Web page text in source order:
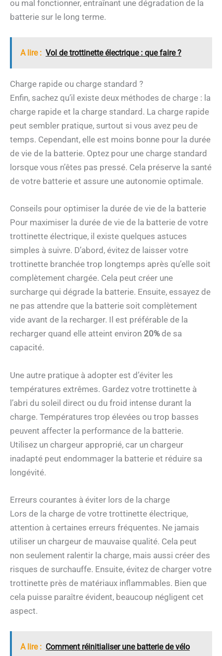
ou mal fonctionner, entraînant une dégradation de la
batterie sur le long terme.
A lire : Vol de trottinette électrique : que faire ?
Charge rapide ou charge standard ?
Enfin, sachez qu’il existe deux méthodes de charge : la
charge rapide et la charge standard. La charge rapide
peut sembler pratique, surtout si vous avez peu de
temps. Cependant, elle est moins bonne pour la durée
de vie de la batterie. Optez pour une charge standard
lorsque vous n’êtes pas pressé. Cela préserve la santé
de votre batterie et assure une autonomie optimale.
Conseils pour optimiser la durée de vie de la batterie
Pour maximiser la durée de vie de la batterie de votre
trottinette électrique, il existe quelques astuces
simples à suivre. D’abord, évitez de laisser votre
trottinette branchée trop longtemps après qu’elle soit
complètement chargée. Cela peut créer une
surcharge qui dégrade la batterie. Ensuite, essayez de
ne pas attendre que la batterie soit complètement
vide avant de la recharger. Il est préférable de la
recharger quand elle atteint environ 20%de sa
capacité.
Une autre pratique à adopter est d’éviter les
températures extrêmes. Gardez votre trottinette à
l’abri du soleil direct ou du froid intense durant la
charge. Températures trop élevées ou trop basses
peuvent affecter la performance de la batterie.
Utilisez un chargeur approprié, car un chargeur
inadapté peut endommager la batterie et réduire sa
longévité.
Erreurs courantes à éviter lors de la charge
Lors de la charge de votre trottinette électrique,
attention à certaines erreurs fréquentes. Ne jamais
utiliser un chargeur de mauvaise qualité. Cela peut
non seulement ralentir la charge, mais aussi créer des
risques de surchauffe. Ensuite, évitez de charger votre
trottinette près de matériaux inflammables. Bien que
cela puisse paraître évident, beaucoup négligent cet
aspect.
A lire : Comment réinitialiser une batterie de vélo